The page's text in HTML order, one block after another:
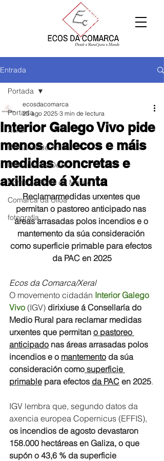
Entrada
Portada
Xeral
Comarca de Arzúa
Comarca de Deza
Comarca Terra de Melide
Comarca da Ulloa
fotografía
Portada
Interior Galego Vivo pide
menos chalecos e máis
medidas concretas e
axilidade á Xunta
ecosdacomarca
25 ago 2025 3 min de lectura
Reclamarmedidas urxentes que
permitan o pastoreo anticipado nas
áreas arrasadas polos incendios e o
mantemento da súa consideración
como superficie primable para efectos
da PAC en 2025
Ecos da Comarca/Xeral
O movemento cidadán Interior Galego
Vivo (IGV) dirixiuse á Consellaría do
Medio Rural para reclamar medidas
urxentes que permitan o pastoreo
anticipado nas áreas arrasadas polos
incendios e o mantemento da súa
consideración como superficie
primable para efectos da PAC en 2025.
IGV lembra que, segundo datos da
axencia europea Copernicus (EFFIS),
os incendios de agosto devastaron
158.000 hectáreas en Galiza, o que
supón o 43,6 % da superficie